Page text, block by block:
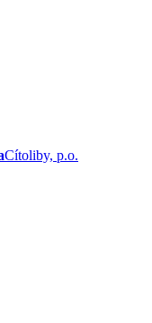
Cítoliby, p.o.